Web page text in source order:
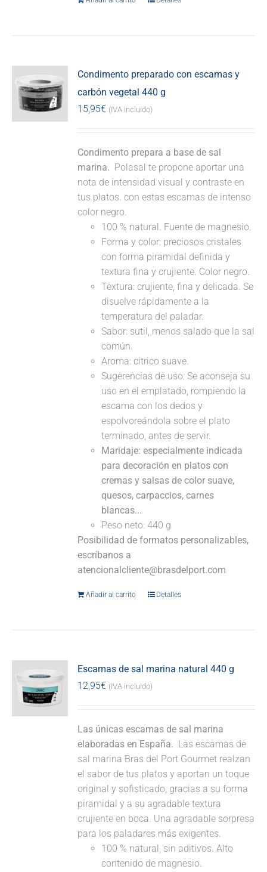
Condimento preparado con escamas y
carbón vegetal 440 g
15,95€ (IVA incluido)
Condimento prepara a base de sal
marina. Polasal te propone aportar una
nota de intensidad visual y contraste en
tus platos. con estas escamas de intenso
color negro.
100 % natural. Fuente de magnesio.
Forma y color: preciosos cristales
con forma piramidal definida y
textura fina y crujiente. Color negro.
Textura: crujiente, fina y delicada. Se
disuelve rápidamente a la
temperatura del paladar.
Sabor: sutil, menos salado que la sal
común.
Aroma: cítrico suave.
Sugerencias de uso: Se aconseja su
uso en el emplatado, rompiendo la
escama con los dedos y
espolvoreándola sobre el plato
terminado, antes de servir.
Maridaje: especialmente indicada
para decoración en platos con
cremas y salsas de color suave,
quesos, carpaccios, carnes
blancas...
Peso neto: 440 g
Posibilidad de formatos personalizables,
escríbanos a
atencionalcliente@brasdelport.com
Añadir al carrito Detalles
Escamas de sal marina natural 440 g
12,95€ (IVA incluido)
Las únicas escamas de sal marina
elaboradas en España. Las escamas de
sal marina Bras del Port Gourmet realzan
el sabor de tus platos y aportan un toque
original y sofisticado, gracias a su forma
piramidal y a su agradable textura
crujiente en boca. Una agradable sorpresa
para los paladares más exigentes.
100 % natural, sin aditivos. Alto
contenido de magnesio.